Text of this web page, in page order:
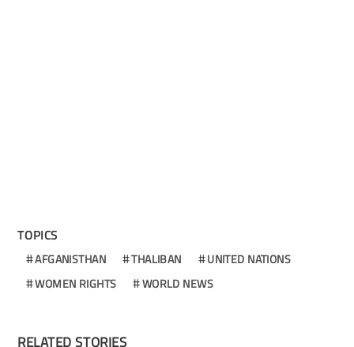
TOPICS
AFGANISTHAN THALIBAN
UNITED NATIONS
WOMEN RIGHTS
WORLD NEWS
RELATED STORIES